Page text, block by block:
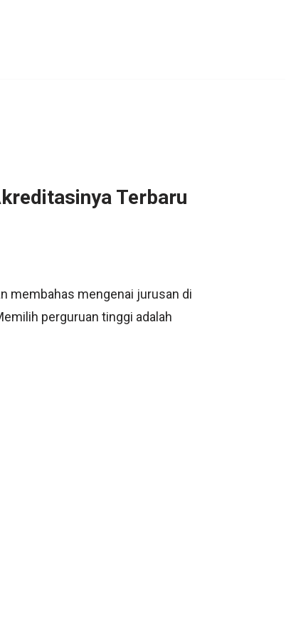
Terbaru
membahas mengenai jurusan di
perguruan tinggi adalah